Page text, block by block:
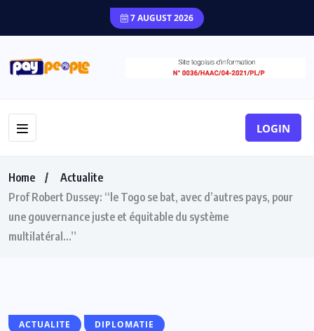
7 AUGUST 2026
LOGIN
Home
Actualite
Prof Robert Dussey: “le Togo se bat, avec d’autres pays, pour
une gouvernance juste et équitable du système
multilatéral…”
ACTUALITE DIPLOMATIE